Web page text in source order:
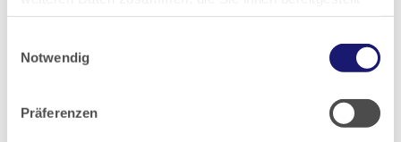
haben oder die sie im Rahmen Ihrer Nutzung der Dienste
Notwendig
Präferenzen
Der Artikel ist ein genehmigter und vom Autor
aktualisierter Nachdruck aus Arzneiverordnung in der
Praxis (AVP) vorab online 11. Mai 2022, abrufbar unter
Migräne Für Kopfschmerzen besteht eine
Lebenszeitprävalenz von etwa 66 %, für Migräne von…